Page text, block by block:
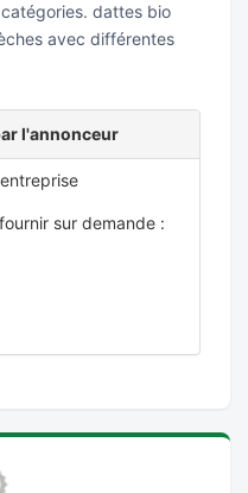
dattes bio
avec différentes
l'annonceur
sur demande :